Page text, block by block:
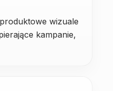
wizuale
kampanie,